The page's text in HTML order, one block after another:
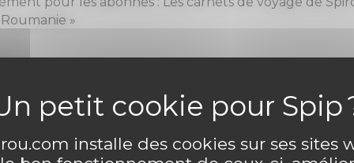
installe des cookies sur ses sites
»
Laisser un